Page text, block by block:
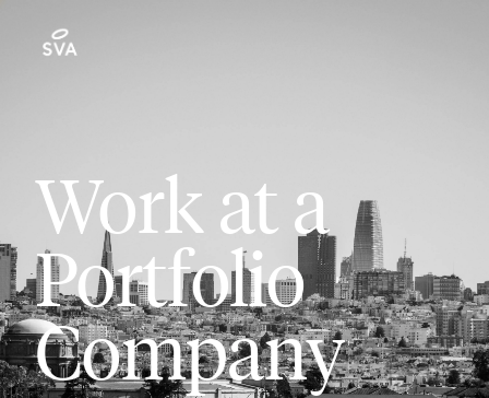
Work at a
Portfolio
Company